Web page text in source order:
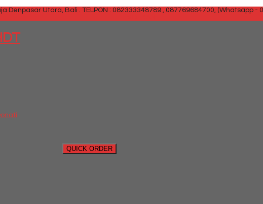
Denpasar Utara, Bali . TELPON : 082333348789 , 087769684700, (Whatsapp -
QUICK ORDER